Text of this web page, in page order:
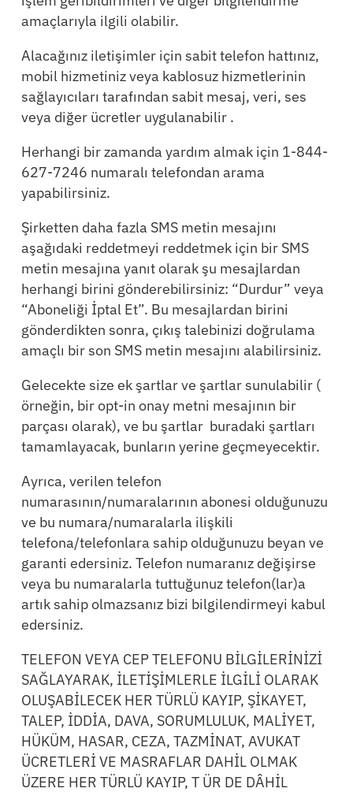
amaçlarıyla ilgili olabilir.
Alacağınız iletişimler için sabit telefon hattınız,
mobil hizmetiniz veya kablosuz hizmetlerinin
sağlayıcıları tarafından sabit mesaj, veri, ses
veya diğer ücretler uygulanabilir .
Herhangi bir zamanda yardım almak için 1-844-
627-7246 numaralı telefondan arama
yapabilirsiniz.
Şirketten daha fazla SMS metin mesajını
aşağıdaki reddetmeyi reddetmek için bir SMS
metin mesajına yanıt olarak şu mesajlardan
herhangi birini gönderebilirsiniz: “Durdur” veya
“Aboneliği İptal Et”. Bu mesajlardan birini
gönderdikten sonra, çıkış talebinizi doğrulama
amaçlı bir son SMS metin mesajını alabilirsiniz.
Gelecekte size ek şartlar ve şartlar sunulabilir (
örneğin, bir opt-in onay metni mesajının bir
parçası olarak), ve bu şartlar buradaki şartları
tamamlayacak, bunların yerine geçmeyecektir.
Ayrıca, verilen telefon
numarasının/numaralarının abonesi olduğunuzu
ve bu numara/numaralarla ilişkili
telefona/telefonlara sahip olduğunuzu beyan ve
garanti edersiniz. Telefon numaranız değişirse
veya bu numaralarla tuttuğunuz telefon(lar)a
artık sahip olmazsanız bizi bilgilendirmeyi kabul
edersiniz.
TELEFON VEYA CEP TELEFONU BİLGİLERİNİZİ
SAĞLAYARAK, İLETİŞİMLERLE İLGİLİ OLARAK
OLUŞABİLECEK HER TÜRLÜ KAYIP, ŞİKAYET,
TALEP, İDDİA, DAVA, SORUMLULUK, MALİYET,
HÜKÜM, HASAR, CEZA, TAZMİNAT, AVUKAT
ÜCRETLERİ VE MASRAFLAR DAHİL OLMAK
ÜZERE HER TÜRLÜ KAYIP, T ÜR DE DÂHİL